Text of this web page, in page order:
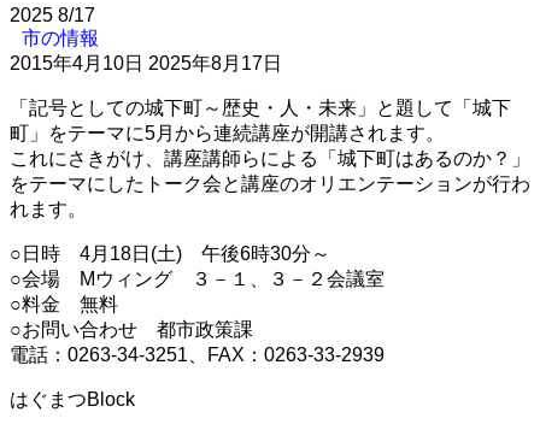
2025 8/17
市の情報
2015年4月10日 2025年8月17日
「記号としての城下町～歴史・人・未来」と題して「城下
町」をテーマに5月から連続講座が開講されます。
これにさきがけ、講座講師らによる「城下町はあるのか？」
をテーマにしたトーク会と講座のオリエンテーションが行わ
れます。
○日時 4月18日(土) 午後6時30分～
○会場 Mウィング ３－１、３－２会議室
○料金 無料
○お問い合わせ 都市政策課
電話：0263-34-3251、FAX：0263-33-2939
はぐまつBlock